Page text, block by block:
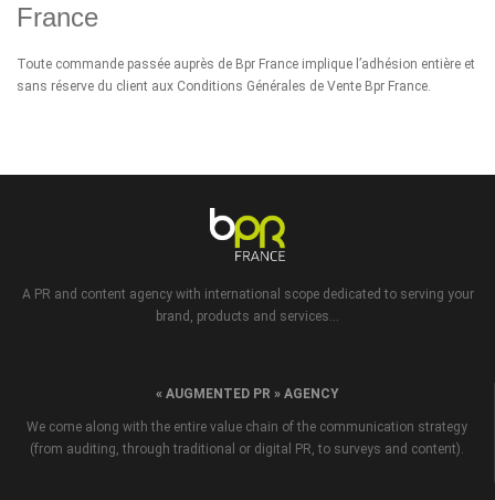
France
Toute commande passée auprès de Bpr France implique l’adhésion entière et
sans réserve du client aux Conditions Générales de Vente Bpr France.
A PR and content agency with international scope dedicated to serving your
brand, products and services...
« AUGMENTED PR » AGENCY
We come along with the entire value chain of the communication strategy
(from auditing, through traditional or digital PR, to surveys and content).